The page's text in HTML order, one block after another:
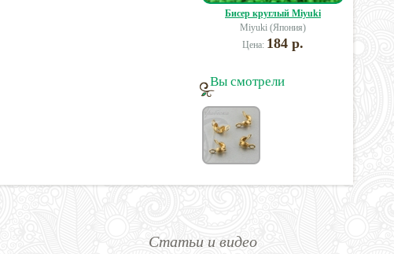
Бисер круглый Miyuki
Miyuki (Япония)
Цена: 184 р.
Вы смотрели
Статьи и видео